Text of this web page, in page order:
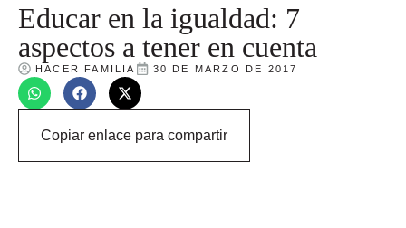
Educar en la igualdad: 7
aspectos a tener en cuenta
HACER FAMILIA 30 DE MARZO DE 2017
Copiar enlace para compartir